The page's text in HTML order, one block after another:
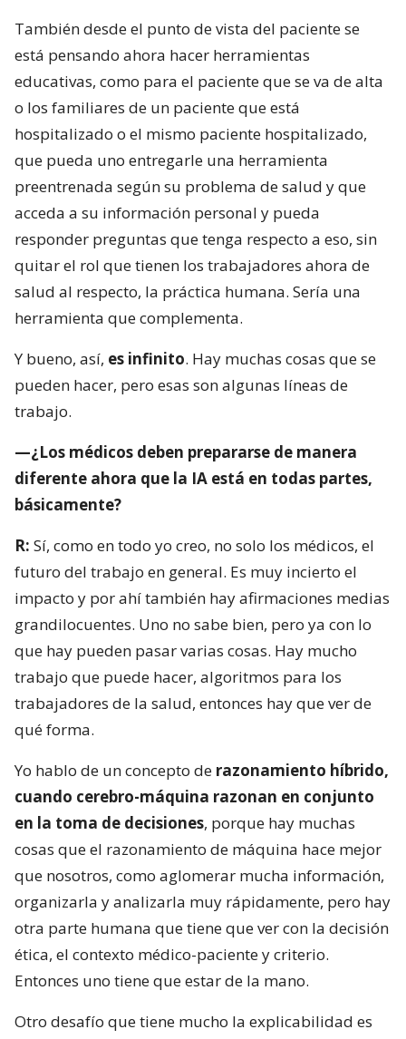
También desde el punto de vista del paciente se
está pensando ahora hacer herramientas
educativas, como para el paciente que se va de alta
o los familiares de un paciente que está
hospitalizado o el mismo paciente hospitalizado,
que pueda uno entregarle una herramienta
preentrenada según su problema de salud y que
acceda a su información personal y pueda
responder preguntas que tenga respecto a eso, sin
quitar el rol que tienen los trabajadores ahora de
salud al respecto, la práctica humana. Sería una
herramienta que complementa.
Y bueno, así, es infinito. Hay muchas cosas que se
pueden hacer, pero esas son algunas líneas de
trabajo.
—¿Los médicos deben prepararse de manera
diferente ahora que la IA está en todas partes,
básicamente?
R: Sí, como en todo yo creo, no solo los médicos, el
futuro del trabajo en general. Es muy incierto el
impacto y por ahí también hay afirmaciones medias
grandilocuentes. Uno no sabe bien, pero ya con lo
que hay pueden pasar varias cosas. Hay mucho
trabajo que puede hacer, algoritmos para los
trabajadores de la salud, entonces hay que ver de
qué forma.
Yo hablo de un concepto de razonamiento híbrido,
cuando cerebro-máquina razonan en conjunto
en la toma de decisiones, porque hay muchas
cosas que el razonamiento de máquina hace mejor
que nosotros, como aglomerar mucha información,
organizarla y analizarla muy rápidamente, pero hay
otra parte humana que tiene que ver con la decisión
ética, el contexto médico-paciente y criterio.
Entonces uno tiene que estar de la mano.
Otro desafío que tiene mucho la explicabilidad es